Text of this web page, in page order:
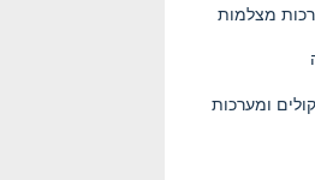
מצלמות
ומערכות